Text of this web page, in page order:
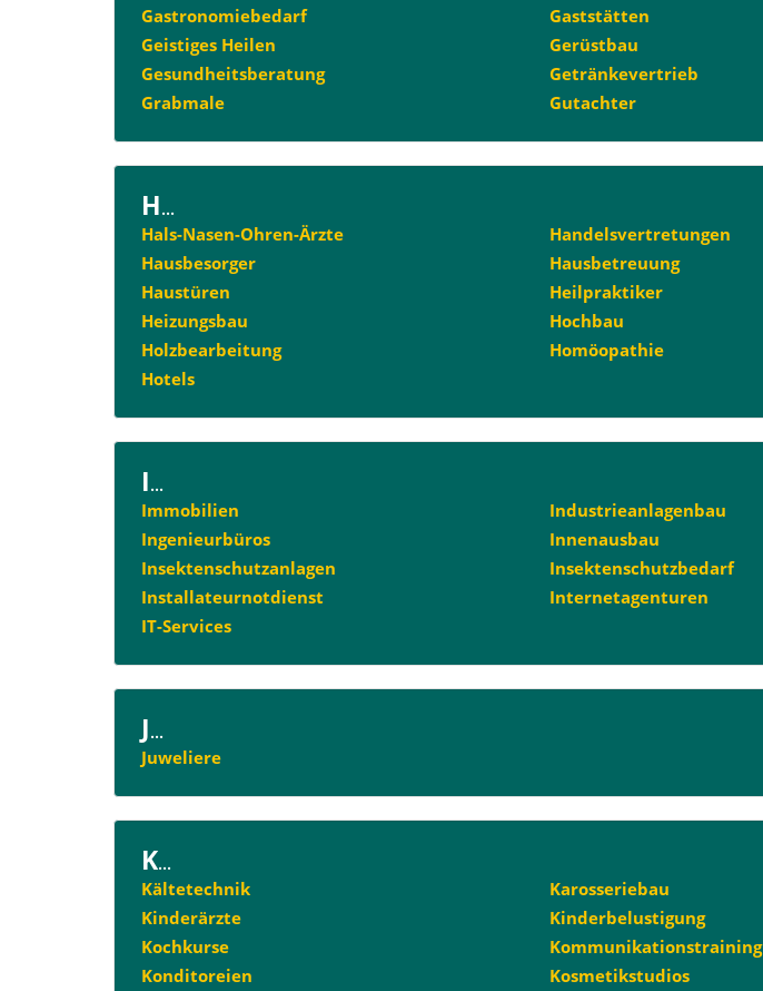
Gastronomiebedarf
Gaststätten
Geistiges Heilen
Gerüstbau
Gesundheitsberatung
Getränkevertrieb
Grabmale
Gutachter
H...
Hals-Nasen-Ohren-Ärzte
Handelsvertretungen
Hausbesorger
Hausbetreuung
Haustüren
Heilpraktiker
Heizungsbau
Hochbau
Holzbearbeitung
Homöopathie
Hotels
I...
Immobilien
Industrieanlagenbau
Ingenieurbüros
Innenausbau
Insektenschutzanlagen
Insektenschutzbedarf
Installateurnotdienst
Internetagenturen
IT-Services
J...
Juweliere
K...
Kältetechnik
Karosseriebau
Kinderärzte
Kinderbelustigung
Kochkurse
Kommunikationstraining
Konditoreien
Kosmetikstudios